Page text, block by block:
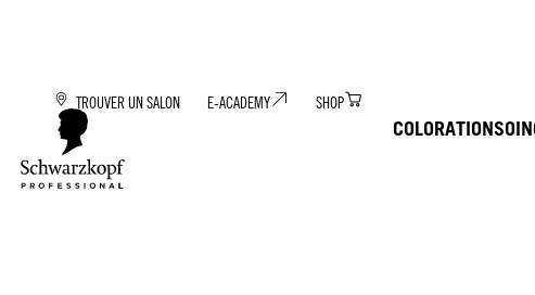
COLORATIONSOIN
TROUVER UN SALON E-ACADEMY SHOP